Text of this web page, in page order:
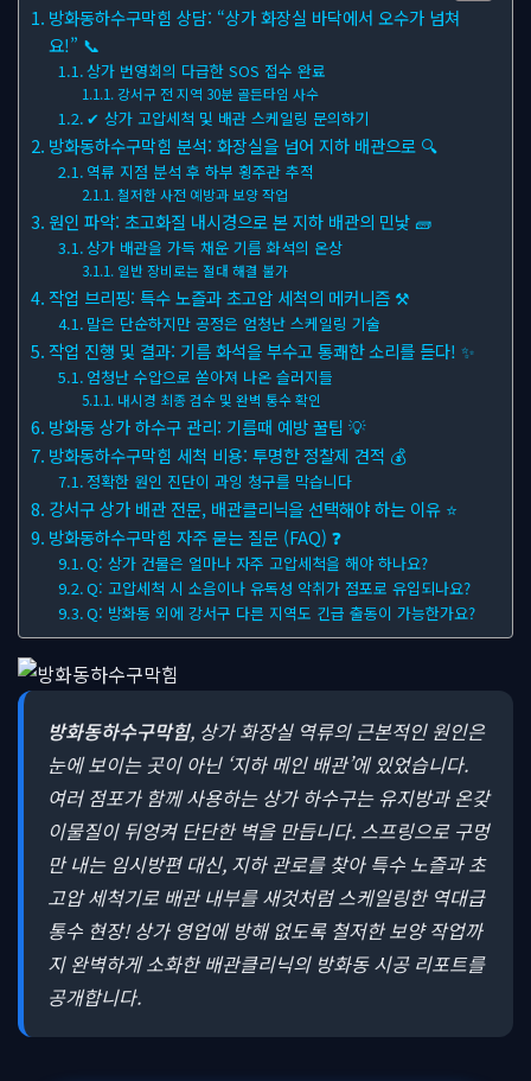
방화동하수구막힘 상담: “상가 화장실 바닥에서 오수가 넘쳐
요!” 📞
상가 번영회의 다급한 SOS 접수 완료
강서구 전 지역 30분 골든타임 사수
✔ 상가 고압세척 및 배관 스케일링 문의하기
방화동하수구막힘 분석: 화장실을 넘어 지하 배관으로 🔍
역류 지점 분석 후 하부 횡주관 추적
철저한 사전 예방과 보양 작업
원인 파악: 초고화질 내시경으로 본 지하 배관의 민낯 🧱
상가 배관을 가득 채운 기름 화석의 온상
일반 장비로는 절대 해결 불가
작업 브리핑: 특수 노즐과 초고압 세척의 메커니즘 ⚒
말은 단순하지만 공정은 엄청난 스케일링 기술
작업 진행 및 결과: 기름 화석을 부수고 통쾌한 소리를 듣다! ✨
엄청난 수압으로 쏟아져 나온 슬러지들
내시경 최종 검수 및 완벽 통수 확인
방화동 상가 하수구 관리: 기름때 예방 꿀팁 💡
방화동하수구막힘 세척 비용: 투명한 정찰제 견적 💰
정확한 원인 진단이 과잉 청구를 막습니다
강서구 상가 배관 전문, 배관클리닉을 선택해야 하는 이유 ⭐
방화동하수구막힘 자주 묻는 질문 (FAQ) ❓
Q: 상가 건물은 얼마나 자주 고압세척을 해야 하나요?
Q: 고압세척 시 소음이나 유독성 악취가 점포로 유입되나요?
Q: 방화동 외에 강서구 다른 지역도 긴급 출동이 가능한가요?
방화동하수구막힘, 상가 화장실 역류의 근본적인 원인은
눈에 보이는 곳이 아닌 ‘지하 메인 배관’에 있었습니다.
여러 점포가 함께 사용하는 상가 하수구는 유지방과 온갖
이물질이 뒤엉켜 단단한 벽을 만듭니다. 스프링으로 구멍
만 내는 임시방편 대신, 지하 관로를 찾아 특수 노즐과 초
고압 세척기로 배관 내부를 새것처럼 스케일링한 역대급
통수 현장! 상가 영업에 방해 없도록 철저한 보양 작업까
지 완벽하게 소화한 배관클리닉의 방화동 시공 리포트를
공개합니다.